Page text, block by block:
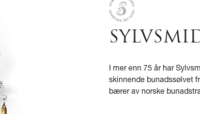
I mer enn 75 år har
skinnende bunadssølvet
bærer av norske